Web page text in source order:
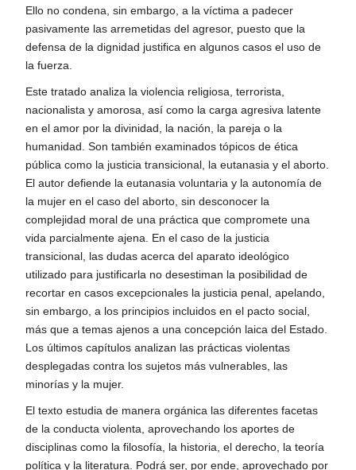
Física
Género
Geografía
Historia
Ingeniería
Lenguas
Literatura
Matemáticas
Medicina
Medioambiente
Música
Narcotráfico
Ello no condena, sin embargo, a la víctima a padecer
pasivamente las arremetidas del agresor, puesto que la
defensa de la dignidad justifica en algunos casos el uso de
la fuerza.
Este tratado analiza la violencia religiosa, terrorista,
nacionalista y amorosa, así como la carga agresiva latente
en el amor por la divinidad, la nación, la pareja o la
humanidad. Son también examinados tópicos de ética
pública como la justicia transicional, la eutanasia y el aborto.
El autor defiende la eutanasia voluntaria y la autonomía de
la mujer en el caso del aborto, sin desconocer la
complejidad moral de una práctica que compromete una
vida parcialmente ajena. En el caso de la justicia
transicional, las dudas acerca del aparato ideológico
utilizado para justificarla no desestiman la posibilidad de
recortar en casos excepcionales la justicia penal, apelando,
sin embargo, a los principios incluidos en el pacto social,
más que a temas ajenos a una concepción laica del Estado.
Los últimos capítulos analizan las prácticas violentas
desplegadas contra los sujetos más vulnerables, las
minorías y la mujer.
El texto estudia de manera orgánica las diferentes facetas
de la conducta violenta, aprovechando los aportes de
disciplinas como la filosofía, la historia, el derecho, la teoría
política y la literatura. Podrá ser, por ende, aprovechado por